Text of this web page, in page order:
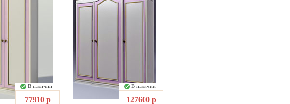
В наличии
77910 р
В наличии
127600 р